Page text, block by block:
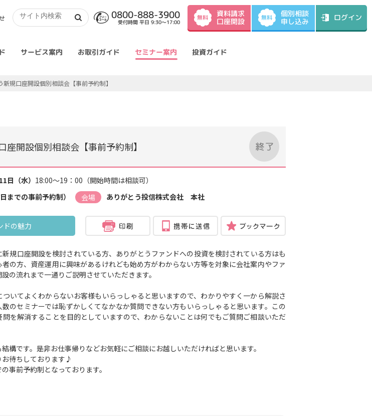
0800-888-3900
受付時間 平日 9:30～17:00
無料 資料請求
口座開設 無料 個別相談
申し込み ログイン
サービス案内 お取引ガイド セミナー案内 投資ガイド
新規口座開設個別相談会【事前予約制】
座開設個別相談会【事前予約制】
日（水） 18:00～19：00（開始時間は相談可）
までの事前予約制） 会場 ありがとう投信株式会社 本社
ドの魅力
規口座開設を検討されている方、ありがとうファンドへの投資を検討されている方はも
の方、資産運用に興味があるけれども始め方がわからない方等を対象に会社案内やファ
の流れまで一通りご説明させていただきます。
いてよくわからないお客様もいらっしゃると思いますので、わかりやすく一から解説さ
のセミナーでは恥ずかしくてなかなか質問できない方もいらっしゃると思います。この
を解消することを目的としていますので、わからないことは何でもご質問ご相談いただ
構です。 是非お仕事帰りなどお気軽にご相談にお越しいただければと思います。
待ちしております♪
事前予約制となっております。